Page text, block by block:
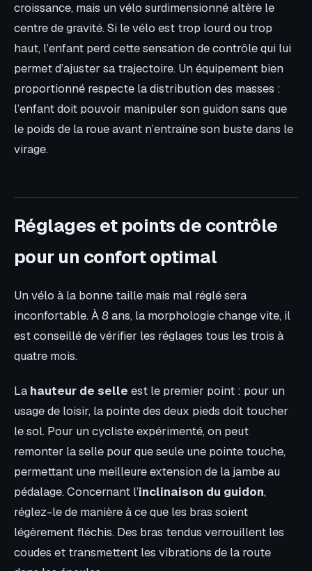
croissance, mais un vélo surdimensionné altère le
centre de gravité. Si le vélo est trop lourd ou trop
haut, l’enfant perd cette sensation de contrôle qui lui
permet d’ajuster sa trajectoire. Un équipement bien
proportionné respecte la distribution des masses :
l’enfant doit pouvoir manipuler son guidon sans que
le poids de la roue avant n’entraîne son buste dans le
virage.
Réglages et points de contrôle
pour un confort optimal
Un vélo à la bonne taille mais mal réglé sera
inconfortable. À 8 ans, la morphologie change vite, il
est conseillé de vérifier les réglages tous les trois à
quatre mois.
La hauteur de selle est le premier point : pour un
usage de loisir, la pointe des deux pieds doit toucher
le sol. Pour un cycliste expérimenté, on peut
remonter la selle pour que seule une pointe touche,
permettant une meilleure extension de la jambe au
pédalage. Concernant l’inclinaison du guidon,
réglez-le de manière à ce que les bras soient
légèrement fléchis. Des bras tendus verrouillent les
coudes et transmettent les vibrations de la route